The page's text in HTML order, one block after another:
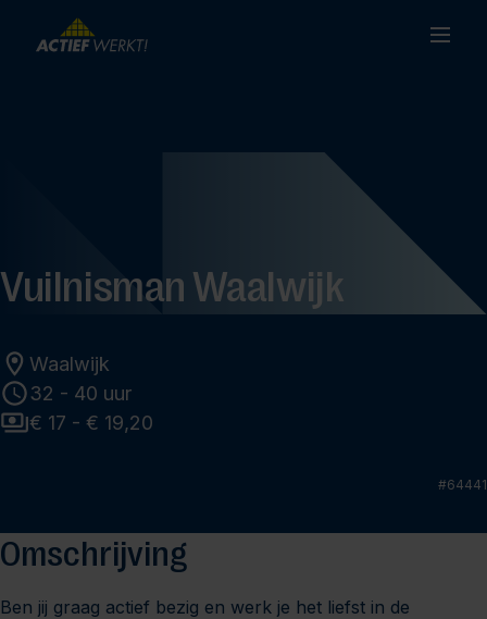
Vuilnisman Waalwijk
Waalwijk
32 - 40 uur
€ 17 - € 19,20
#64441
Omschrijving
Ben jij graag actief bezig en werk je het liefst in de